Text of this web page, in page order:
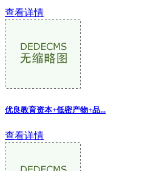
查看详情
优良教育资本+低密产物+品...
查看详情